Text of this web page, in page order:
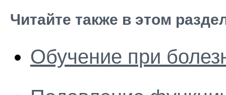
Читайте также в этом
Обучение при